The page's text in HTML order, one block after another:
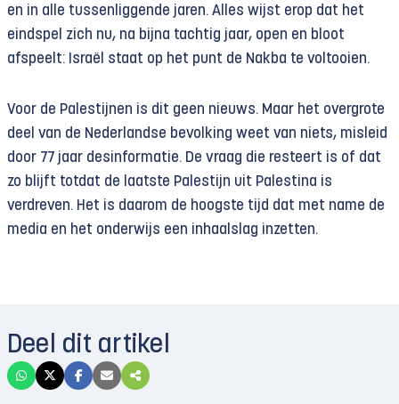
en in alle tussenliggende jaren. Alles wijst erop dat het
eindspel zich nu, na bijna tachtig jaar, open en bloot
afspeelt: Israël staat op het punt de Nakba te voltooien.
Voor de Palestijnen is dit geen nieuws. Maar het overgrote
deel van de Nederlandse bevolking weet van niets, misleid
door 77 jaar desinformatie. De vraag die resteert is of dat
zo blijft totdat de laatste Palestijn uit Palestina is
verdreven. Het is daarom de hoogste tijd dat met name de
media en het onderwijs een inhaalslag inzetten.
Deel dit artikel